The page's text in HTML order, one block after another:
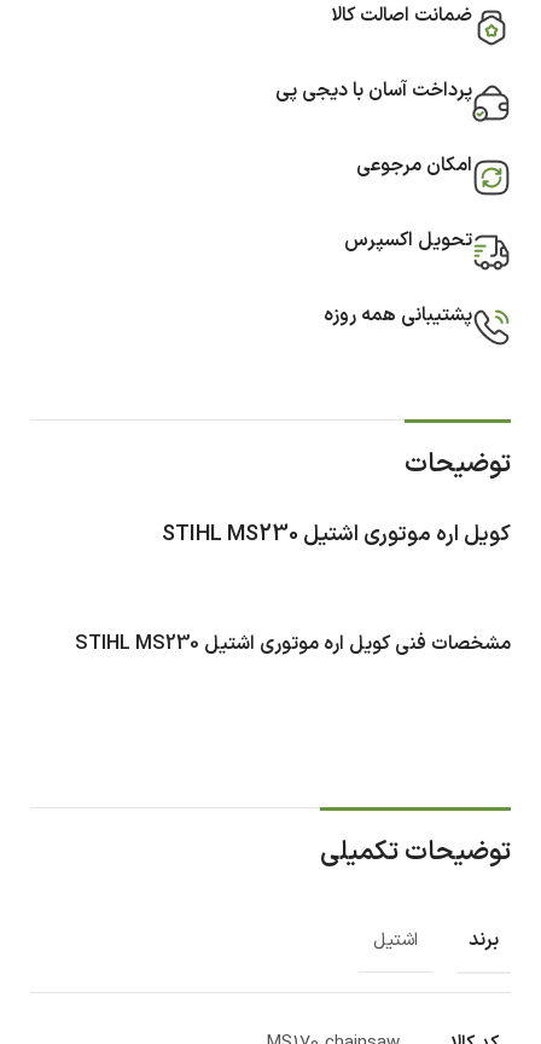
ضمانت اصالت کالا
پرداخت آسان با دیجی پی
امکان مرجوعی
تحویل اکسپرس
پشتیبانی همه روزه
توضیحات
کویل اره موتوری اشتیل STIHL MS230
مشخصات فنی کویل اره موتوری اشتیل STIHL MS230
توضیحات تکمیلی
برند اشتیل